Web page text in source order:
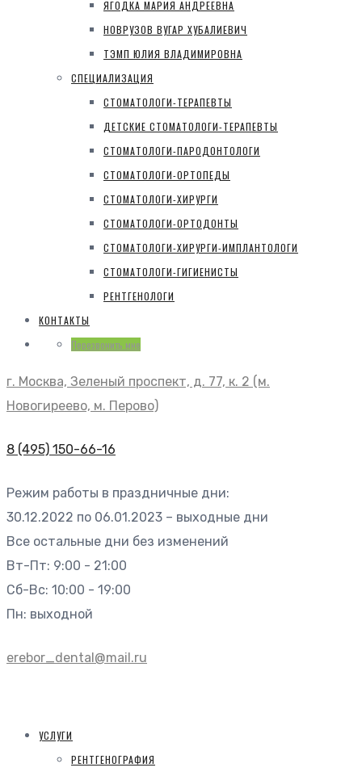
ЯГОДКА МАРИЯ АНДРЕЕВНА
НОВРУЗОВ ВУГАР ХУБАЛИЕВИЧ
ТЭМП ЮЛИЯ ВЛАДИМИРОВНА
СПЕЦИАЛИЗАЦИЯ
СТОМАТОЛОГИ-ТЕРАПЕВТЫ
ДЕТСКИЕ СТОМАТОЛОГИ-ТЕРАПЕВТЫ
СТОМАТОЛОГИ-ПАРОДОНТОЛОГИ
СТОМАТОЛОГИ-ОРТОПЕДЫ
СТОМАТОЛОГИ-ХИРУРГИ
СТОМАТОЛОГИ-ОРТОДОНТЫ
СТОМАТОЛОГИ-ХИРУРГИ-ИМПЛАНТОЛОГИ
СТОМАТОЛОГИ-ГИГИЕНИСТЫ
РЕНТГЕНОЛОГИ
КОНТАКТЫ
Перезвонить мне
г. Москва, Зеленый проспект, д. 77, к. 2 (м.
Новогиреево, м. Перово)
8 (495) 150-66-16
Режим работы в праздничные дни:
30.12.2022 по 06.01.2023 – выходные дни
Все остальные дни без изменений
Вт-Пт: 9:00 - 21:00
Сб-Вс: 10:00 - 19:00
Пн: выходной
erebor_dental@mail.ru
УСЛУГИ
РЕНТГЕНОГРАФИЯ